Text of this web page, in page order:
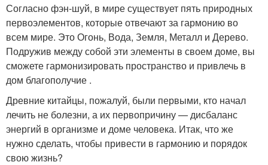
Согласно фэн-шуй, в мире существует пять природных
первоэлементов, которые отвечают за гармонию во
всем мире. Это Огонь, Вода, Земля, Металл и Дерево.
Подружив между собой эти элементы в своем доме, вы
сможете гармонизировать пространство и привлечь в
дом благополучие .
Древние китайцы, пожалуй, были первыми, кто начал
лечить не болезни, а их первопричину — дисбаланс
энергий в организме и доме человека. Итак, что же
нужно сделать, чтобы привести в гармонию и порядок
свою жизнь?